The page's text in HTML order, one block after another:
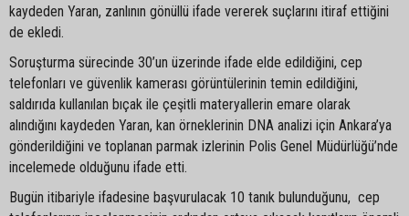
kaydeden Yaran, zanlının gönüllü ifade vererek suçlarını itiraf ettiğini
de ekledi.
Soruşturma sürecinde 30’un üzerinde ifade elde edildiğini, cep
telefonları ve güvenlik kamerası görüntülerinin temin edildiğini,
saldırıda kullanılan bıçak ile çeşitli materyallerin emare olarak
alındığını kaydeden Yaran, kan örneklerinin DNA analizi için Ankara’ya
gönderildiğini ve toplanan parmak izlerinin Polis Genel Müdürlüğü’nde
incelemede olduğunu ifade etti.
Bugün itibariyle ifadesine başvurulacak 10 tanık bulunduğunu, cep